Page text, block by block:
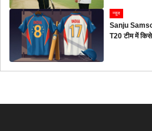
न्यूज
Sanju
T20 टीम में किसे